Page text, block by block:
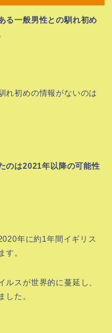
る一般男性との馴れ初め
れ初めの情報がないのは
のは2021年以降の可能性
年に約1年間イギリス
す。
ルスが世界的に蔓延し、
した。